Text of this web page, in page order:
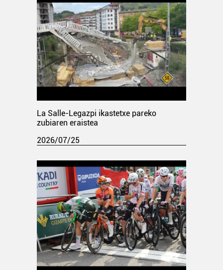
La Salle-Legazpi ikastetxe pareko
zubiaren eraistea
2026/07/25